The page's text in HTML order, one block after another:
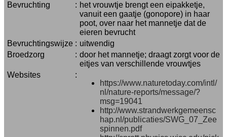
Bevruchting
: het vrouwtje brengt een eipakketje,
vanuit een gaatje (gonopore) in haar
poot, over naar het mannetje dat de
eieren bevrucht
Bevruchtingswijze : uitwendig
Broedzorg
: door het mannetje; draagt zorgt voor de
eitjes van verschillende vrouwtjes
Websites
:
https://www.naturetoday.com/intl/
nl/nature-reports/message/?
msg=19041
http://www.strandwerkgemeensc
hap.nl/publicaties/SWG_07_Zee
spinnen.pdf